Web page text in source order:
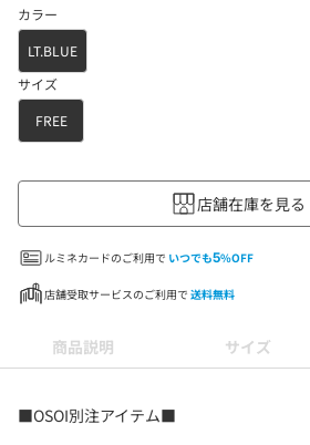
カラー
LT.BLUE
サイズ
FREE
店舗在庫を見る
ルミネカードのご利用で いつでも5%OFF
店舗受取サービスのご利用で 送料無料
商品説明 サイズ
■OSOI別注アイテム■